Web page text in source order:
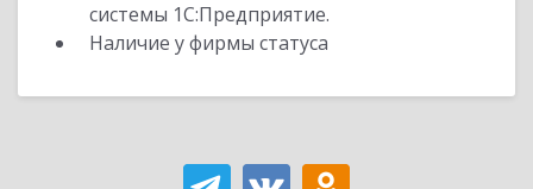
системы 1С:Предприятие.
Наличие у фирмы статуса